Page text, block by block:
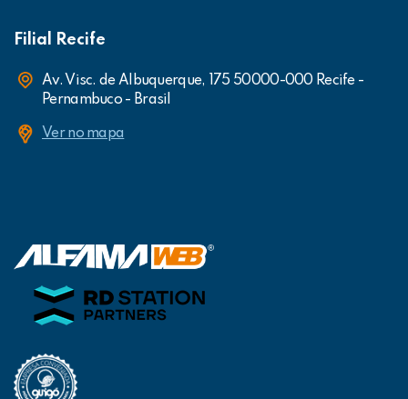
Filial Recife
Av. Visc. de Albuquerque, 175 50000-000 Recife -
Pernambuco - Brasil
Ver no mapa